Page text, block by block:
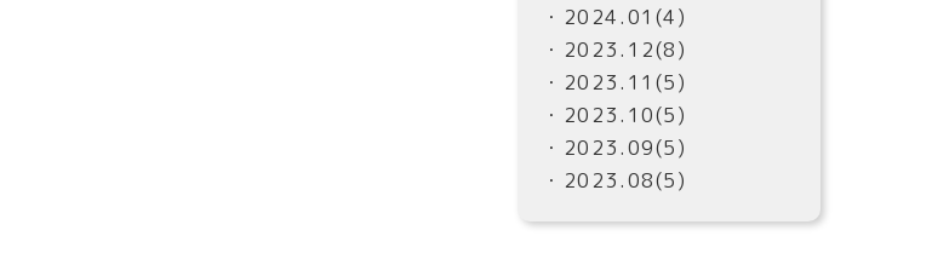
・2024.01(4)
・2023.12(8)
・2023.11(5)
・2023.10(5)
・2023.09(5)
・2023.08(5)